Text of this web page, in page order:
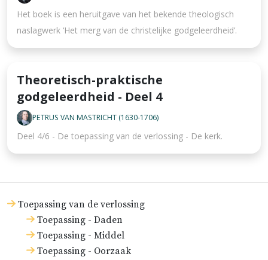
Toepassing van de verlossing
Toepassing - Daden
Toepassing - Middel
Toepassing - Oorzaak
Het boek is een heruitgave van het bekende theologisch
naslagwerk ‘Het merg van de christelijke godgeleerdheid’.
Theoretisch-praktische
godgeleerdheid - Deel 4
PETRUS VAN MASTRICHT (1630-1706)
Deel 4/6 - De toepassing van de verlossing - De kerk.